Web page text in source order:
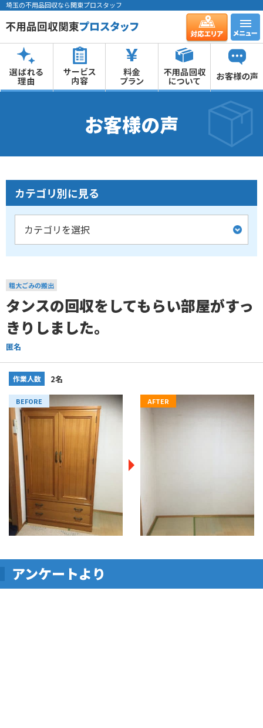
埼玉の不用品回収なら関東プロスタッフ
お客様の声
カテゴリ別に見る
カテゴリを選択
粗大ごみの搬出
タンスの回収をしてもらい部屋がすっ
きりしました。
匿名
作業人数 2名
アンケートより